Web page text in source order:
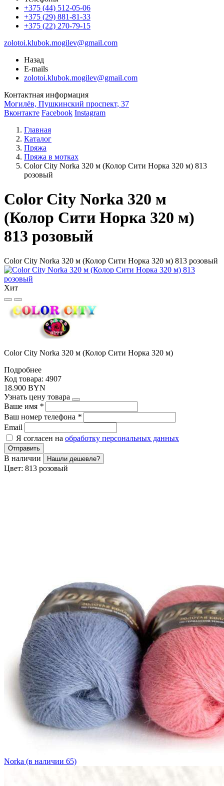
+375 (44) 512-05-06
+375 (29) 881-81-33
+375 (22) 270-79-15
zolotoi.klubok.mogilev@gmail.com
Назад
E-mails
zolotoi.klubok.mogilev@gmail.com
Контактная информация
Могилёв, Пушкинский проспект, 37
Вконтакте Facebook Instagram
Главная
Каталог
Пряжа
Пряжа в мотках
Color City Norka 320 м (Колор Сити Норка 320 м) 813
розовый
Color City Norka 320 м
(Колор Сити Норка 320 м)
813 розовый
Color City Norka 320 м (Колор Сити Норка 320 м) 813 розовый
Хит
Color City Norka 320 м (Колор Сити Норка 320 м)
Подробнее
Код товара: 4907
18.900 BYN
Узнать цену товара
Ваше имя *
Ваш номер телефона *
Email
Я согласен на обработку персональных данных
Отправить
В наличии Нашли дешевле?
Цвет: 813 розовый
Norka (в наличии 65)